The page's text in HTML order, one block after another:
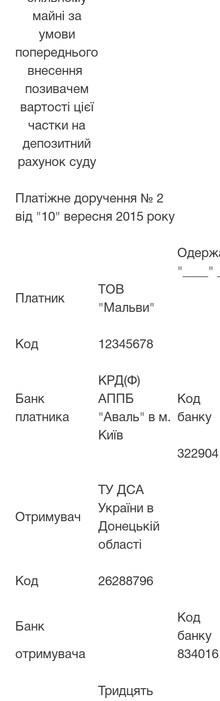
майні за
умови
попереднього
внесення
позивачем
вартості цієї
частки на
депозитний
рахунок суду
Платіжне доручення № 2
від "10" вересня 2015 року
"____"
Платник
ТОВ
"Мальви"
Код 12345678
Банк
платника
КРД(Ф)
АППБ
"Аваль" в м.
Київ
Код
банку
322904
Отримувач
ТУ ДСА
України в
Донецькій
області
Код 26288796
Банк
Код
банку
отримувача
834016
Тридцять